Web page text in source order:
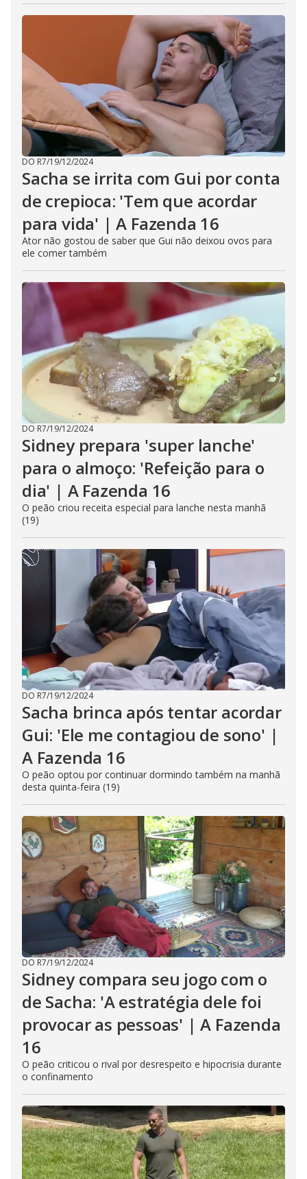
DO R7/19/12/2024
Sacha se irrita com Gui por conta
de crepioca: 'Tem que acordar
para vida' | A Fazenda 16
Ator não gostou de saber que Gui não deixou ovos para
ele comer também
DO R7/19/12/2024
Sidney prepara 'super lanche'
para o almoço: 'Refeição para o
dia' | A Fazenda 16
O peão criou receita especial para lanche nesta manhã
(19)
DO R7/19/12/2024
Sacha brinca após tentar acordar
Gui: 'Ele me contagiou de sono' |
A Fazenda 16
O peão optou por continuar dormindo também na manhã
desta quinta-feira (19)
DO R7/19/12/2024
Sidney compara seu jogo com o
de Sacha: 'A estratégia dele foi
provocar as pessoas' | A Fazenda
16
O peão criticou o rival por desrespeito e hipocrisia durante
o confinamento